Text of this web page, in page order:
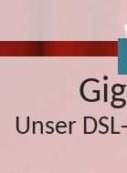
Unser